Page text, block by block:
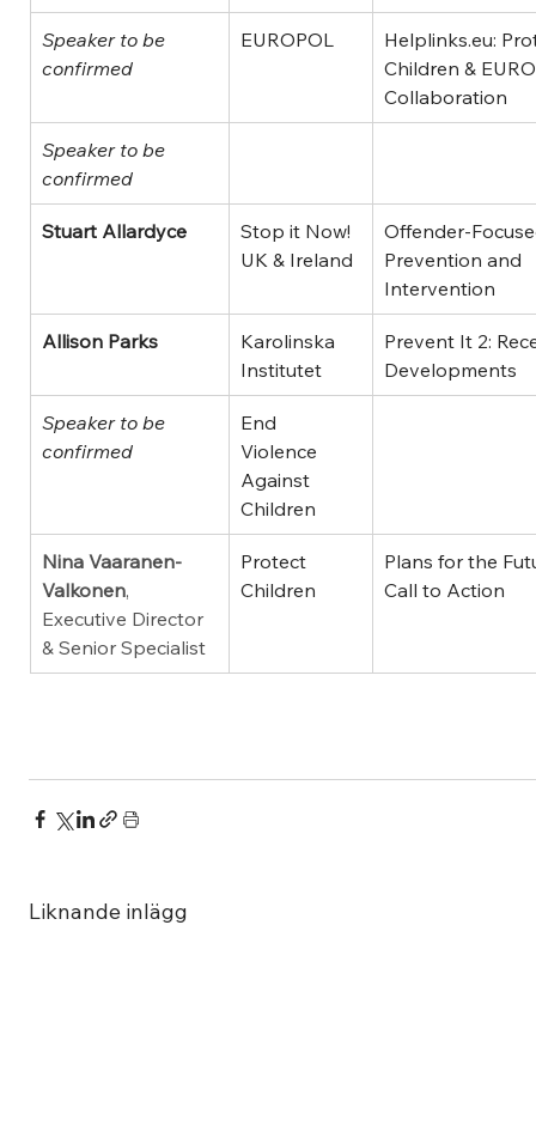
Speaker to be
confirmed
EUROPOL
Helplinks.eu:
Children &
Collaboration
Speaker to be
confirmed
Stuart Allardyce
Stop it Now!
UK & Ireland
Offender-
Prevention and
Intervention
Allison Parks
Karolinska
Institutet
Prevent It 2:
Developments
Speaker to be
confirmed
End
Violence
Against
Children
Nina Vaaranen-
Valkonen,
Executive Director
& Senior Specialist
Protect
Children
Plans for the
Call to Action
Liknande inlägg